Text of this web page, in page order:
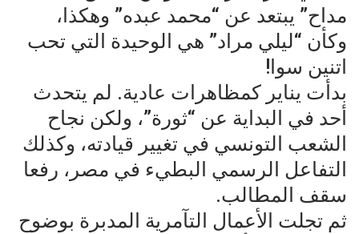
مداح” يبتعد عن “محمد عبده” وهكذا،
وكأن “ليلي مراد” هي الوحيدة التي تحب
اتنين سوا!
بدأت يناير كمظاهرات عادية. لم يتحدث
أحد في البداية عن “ثورة”، ولكن نجاح
الشعب التونسي في تغيير قيادته، وكذلك
التفاعل الرسمي البطيء في مصر، رفعا
سقف المطالب.
ثم تجلت الأعمال التآمرية المدبرة بوضوح